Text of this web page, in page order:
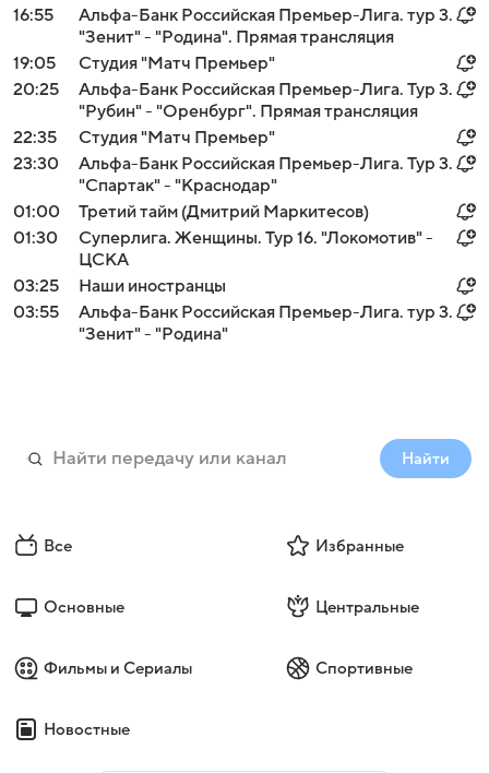
16:55
Альфа-Банк Российская Премьер-Лига. тур 3.
"Зенит" - "Родина". Прямая трансляция
19:05
Студия "Матч Премьер"
20:25
Альфа-Банк Российская Премьер-Лига. Тур 3.
"Рубин" - "Оренбург". Прямая трансляция
22:35
Студия "Матч Премьер"
23:30
Альфа-Банк Российская Премьер-Лига. Тур 3.
"Спартак" - "Краснодар"
01:00
Третий тайм (Дмитрий Маркитесов)
01:30
Суперлига. Женщины. Тур 16. "Локомотив" -
ЦСКА
03:25
Наши иностранцы
03:55
Альфа-Банк Российская Премьер-Лига. тур 3.
"Зенит" - "Родина"
Найти
Все Избранные
Основные Центральные
Фильмы и Сериалы Спортивные
Новостные